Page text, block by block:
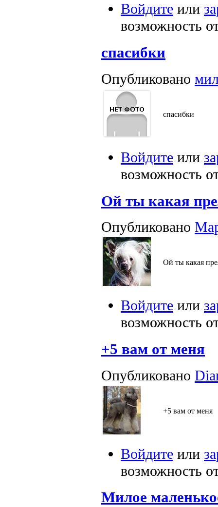
Войдите или
возможность
cпасибки
Опубликовано
cпасибки
Войдите или
возможность
Ой ты какая
Опубликовано
Ой ты какая
Войдите или
возможность
+5 вам от меня
Опубликовано
+5 вам от меня
Войдите или
возможность
Милое